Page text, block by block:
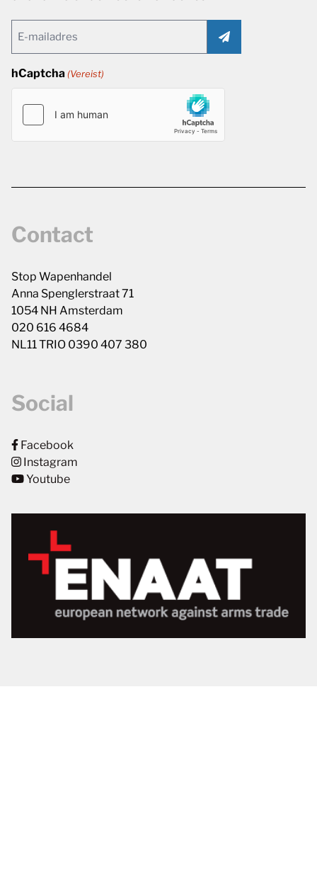
(Vereist)
hCaptcha (Vereist)
Contact
Stop Wapenhandel
Anna Spenglerstraat 71
1054 NH Amsterdam
020 616 4684
NL11 TRIO 0390 407 380
Social
Facebook
Instagram
Youtube